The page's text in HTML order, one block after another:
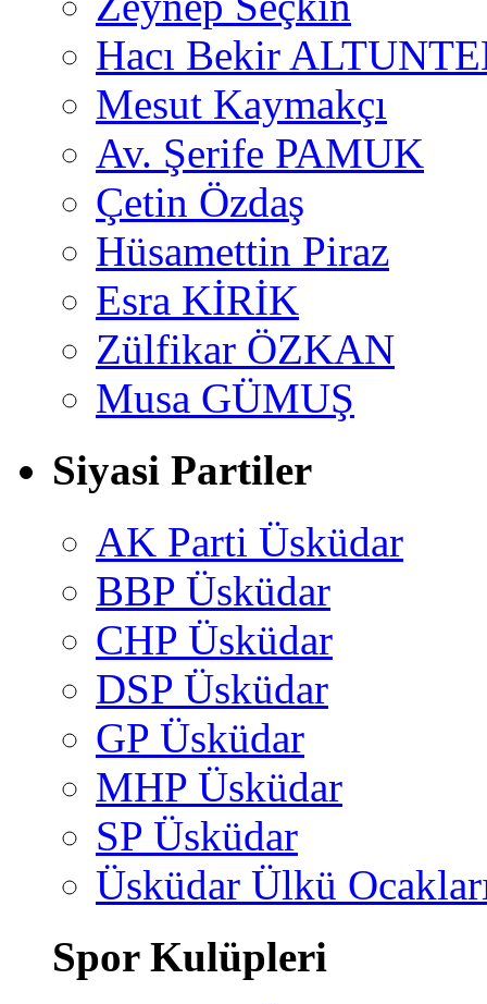
Hacı Bekir
Mesut Kaymakçı
Av. Şerife PAMUK
Çetin Özdaş
Hüsamettin Piraz
Esra KİRİK
Zülfikar ÖZKAN
Musa GÜMUŞ
Siyasi Partiler
AK Parti Üsküdar
BBP Üsküdar
CHP Üsküdar
DSP Üsküdar
GP Üsküdar
MHP Üsküdar
SP Üsküdar
Üsküdar Ülkü
Spor Kulüpleri